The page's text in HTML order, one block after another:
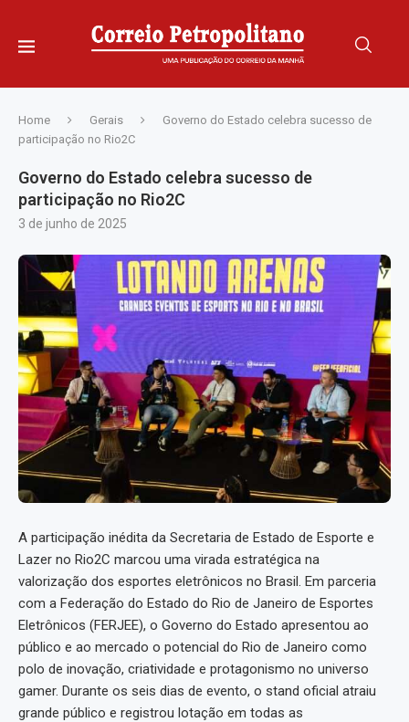
Home Gerais
Governo do Estado celebra sucesso de
participação no Rio2C
Governo do Estado celebra sucesso de
participação no Rio2C
3 de junho de 2025
A participação inédita da Secretaria de Estado de Esporte e
Lazer no Rio2C marcou uma virada estratégica na
valorização dos esportes eletrônicos no Brasil. Em parceria
com a Federação do Estado do Rio de Janeiro de Esportes
Eletrônicos (FERJEE), o Governo do Estado apresentou ao
público e ao mercado o potencial do Rio de Janeiro como
polo de inovação, criatividade e protagonismo no universo
gamer. Durante os seis dias de evento, o stand oficial atraiu
grande público e registrou lotação em todas as